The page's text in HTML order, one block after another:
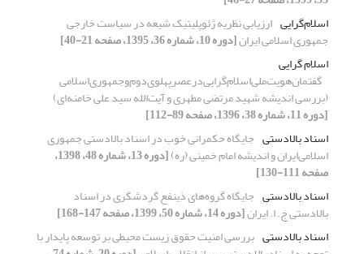
اسلام‌گرایی ارزیابی نظریه ژئوپلیتیک شیعه در سیاست خارجی
جمهوری اسلامی ایران[دوره 10، شماره 36، 1395، صفحه 21-40]
اسلام گرایی
گفتمان‌هویت‌ملی‌اسلام‌گرایی‌در‌عصرپهلوی‌دوم‌و‌جمهوری‌اسلامی
(بررسی اندیشه شهید مرتضی مطهری و آیت‌الله سید علی خامنه‌ای)
[دوره 11، شماره 38، 1396، صفحه 89-112]
اسناد بالادستی جایگاه حکمرانی خوب در اسناد بالادستی جمهوری
اسلامی‌ایران و اندیشه امام خمینی (ره) [دوره 13، شماره 48، 1398،
صفحه 111-130]
اسناد بالادستی جایگاه گروه‌های ذینفع گردشگری در اسناد
بالادستی ج. ا. ایران[دوره 14، شماره 50، 1399، صفحه 147-168]
اسناد بالادستی بررسی امنیت حقوق زیست محیطی بر توسعه پایدار با